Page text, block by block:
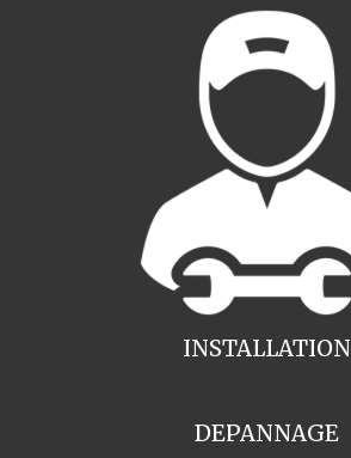
INSTALLATION
DEPANNAGE